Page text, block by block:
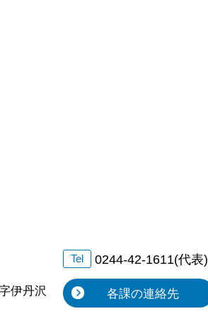
伊丹沢
Tel 0244-42-1611(代表)
各課の連絡先